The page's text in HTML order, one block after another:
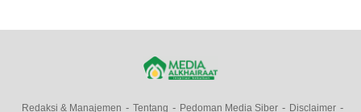
Redaksi & Manajemen Tentang Pedoman Media Siber
Disclaimer